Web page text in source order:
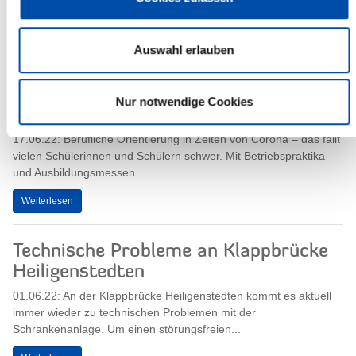
Auswahl erlauben
Nur notwendige Cookies
Majid, 35, aus dem Iran...
5 Tage, 5 Berufe, 5 Unternehmen:
17.06.22: Berufliche Orientierung in Zeiten von Corona – das fällt
vielen Schülerinnen und Schülern schwer. Mit Betriebspraktika
und Ausbildungsmessen...
Weiterlesen
Technische Probleme an Klappbrücke
Heiligenstedten
01.06.22: An der Klappbrücke Heiligenstedten kommt es aktuell
immer wieder zu technischen Problemen mit der
Schrankenanlage. Um einen störungsfreien...